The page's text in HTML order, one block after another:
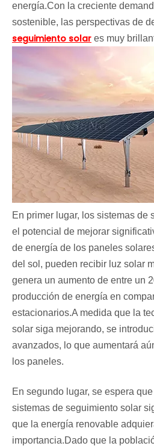
energía.Con la creciente
sostenible, las perspectivas de
seguimiento solar es muy
En primer lugar, los sistemas de
el potencial de mejorar
de energía de los paneles
del sol, pueden recibir luz solar
genera un aumento de entre un
producción de energía en
estacionarios.A medida que la
solar siga mejorando, se
avanzados, lo que aumentará
los paneles.
En segundo lugar, se espera
sistemas de seguimiento solar
que la energía renovable
importancia.Dado que la